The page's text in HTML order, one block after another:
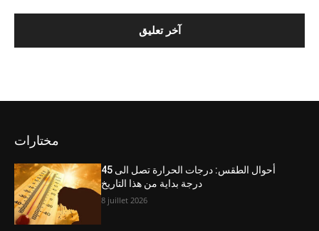
مختارات
أحوال الطقس: درجات الحرارة تصل الى 45
درجة بداية من هذا التاريخ
8 juillet 2026